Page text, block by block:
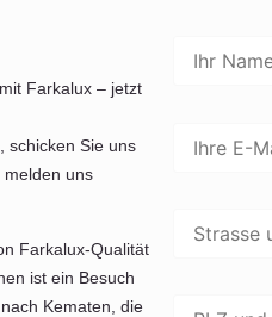
Farkalux – jetzt
schicken Sie uns
melden uns
Farkalux-Qualität
ist ein Besuch
Kematen, die